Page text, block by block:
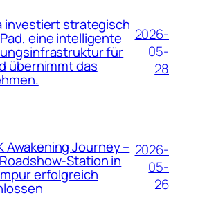
investiert strategisch
eine intelligente
für
übernimmt das
2026-
05-
28
Awakening Journey –
Station in
erfolgreich
2026-
05-
26